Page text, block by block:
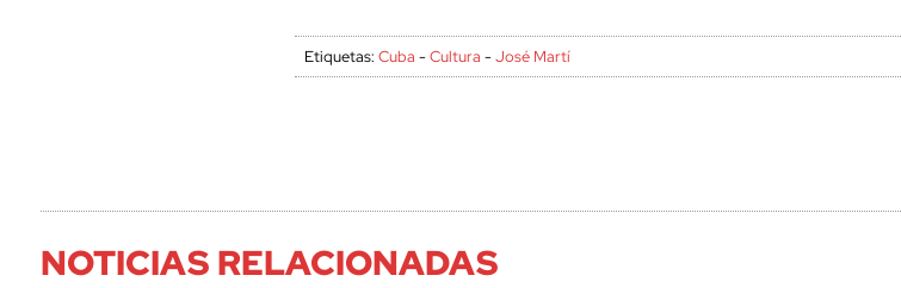
Etiquetas:Cuba -Cultura -José Martí
NOTICIAS RELACIONADAS